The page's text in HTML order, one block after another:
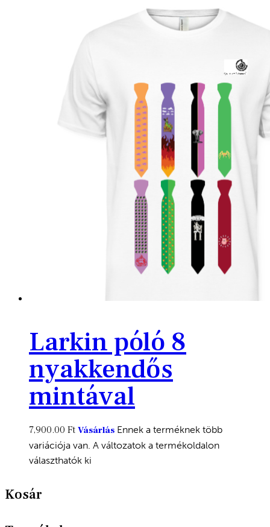
Larkin póló 8
nyakkendős
mintával
7,900.00 Ft Vásárlás Ennek a terméknek több
variációja van. A változatok a termékoldalon
választhatók ki
Kosár